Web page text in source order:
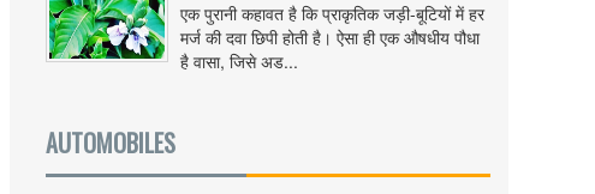
एक पुरानी कहावत है कि प्राकृतिक जड़ी-बूटियों में हर
मर्ज की दवा छिपी होती है। ऐसा ही एक औषधीय पौधा
है वासा, जिसे अड...
AUTOMOBILES